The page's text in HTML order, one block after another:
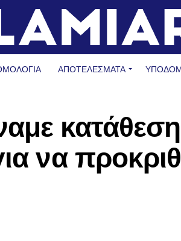
ΑΠΟΤΕΛΕΣΜΑΤΑ
κατάθεση
να